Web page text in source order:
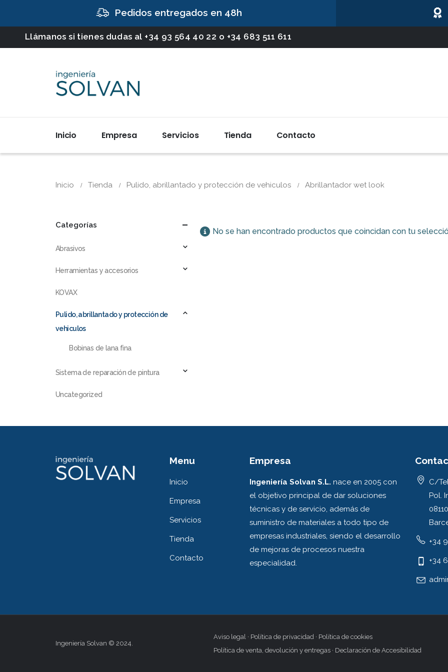
Pedidos entregados en 48h
Llámanos si tienes dudas al +34 93 564 40 22 o +34 683 511 611
Inicio Empresa Servicios Tienda Contacto
Inicio Tienda Pulido, abrillantado y protección de vehiculos Abrillantador wet look
No se han encontrado productos que coincidan con tu
Categorías
Abrasivos
Herramientas y accesorios
KOVAX
Pulido, abrillantado y protección de
vehiculos
Bobinas de lana fina
Sistema de reparación de pintura
Uncategorized
Menu
Inicio
Empresa
Servicios
Tienda
Contacto
Empresa
Ingeniería Solvan S.L. nace en 2005 con
el objetivo principal de dar soluciones
técnicas y de servicio, además de
suministro de materiales a todo tipo de
empresas industriales, siendo el desarrollo
de mejoras de procesos nuestra
especialidad.
C/
Pol.
+34
+34
Ingeniería Solvan © 2024.
Aviso legal· Política de privacidad· Política de cookies
Política de venta, devolución y entregas· Declaración de Accesibilidad